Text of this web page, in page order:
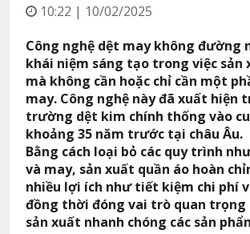
10:22 | 10/02/2025
Công nghệ dệt may không đường
khái niệm sáng tạo trong việc sản
mà không cần hoặc chỉ cần một
may. Công nghệ này đã xuất hiện
trường dệt kim chính thống vào
khoảng 35 năm trước tại châu Âu.
Bằng cách loại bỏ các quy trình
và may, sản xuất quần áo hoàn
nhiều lợi ích như tiết kiệm chi phí
đồng thời đóng vai trò quan trọng
sản xuất nhanh chóng các sản